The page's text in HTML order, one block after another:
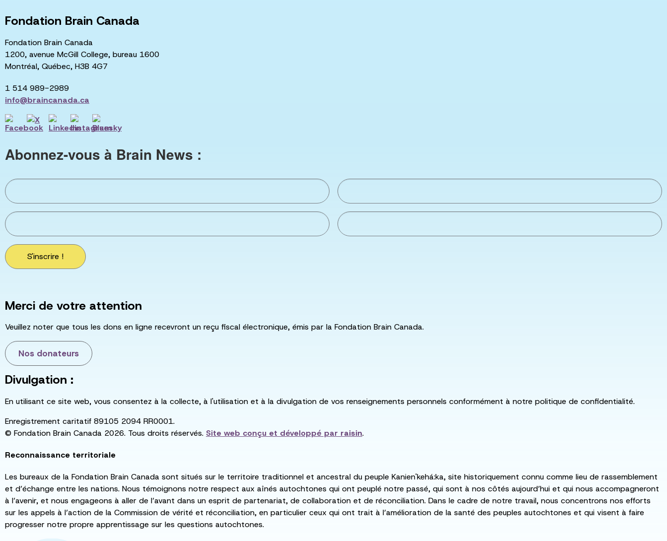
Fondation Brain Canada
Fondation Brain Canada
1200, avenue McGill College, bureau 1600
Montréal, Québec, H3B 4G7
1 514 989-2989
info@braincanada.ca
Abonnez-vous à Brain News :
S'inscrire !
Merci de votre attention
Veuillez noter que tous les dons en ligne recevront un reçu fiscal électronique, émis par la Fondation Brain Canada.
Nos donateurs
Divulgation :
En utilisant ce site web, vous consentez à la collecte, à l'utilisation et à la divulgation de vos renseignements personnels conformément à notre politique de confidentialité.
Enregistrement caritatif 89105 2094 RR0001.
© Fondation Brain Canada 2026. Tous droits réservés. Site web conçu et développé par raisin.
Reconnaissance territoriale
Les bureaux de la Fondation Brain Canada sont situés sur le territoire traditionnel et ancestral du peuple Kanien'kehá:ka, site historiquement connu comme lieu de rassemblement
et d’échange entre les nations. Nous témoignons notre respect aux aînés autochtones qui ont peuplé notre passé, qui sont à nos côtés aujourd’hui et qui nous accompagneront
à l’avenir, et nous engageons à aller de l’avant dans un esprit de partenariat, de collaboration et de réconciliation. Dans le cadre de notre travail, nous concentrons nos efforts
sur les appels à l’action de la Commission de vérité et réconciliation, en particulier ceux qui ont trait à l’amélioration de la santé des peuples autochtones et qui visent à faire
progresser notre propre apprentissage sur les questions autochtones.